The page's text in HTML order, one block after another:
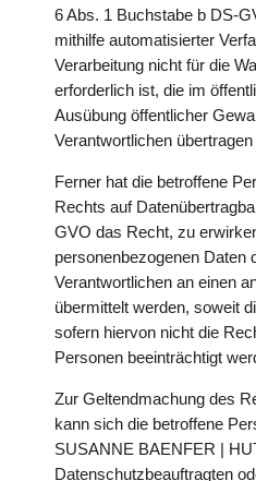
6 Abs. 1 Buchstabe b DS-
mithilfe automatisierter
Verarbeitung nicht für die
erforderlich ist, die im
Ausübung öffentlicher
Verantwortlichen
Ferner hat die betroffene
Rechts auf
GVO das Recht, zu
personenbezogenen Daten
Verantwortlichen an einen
übermittelt werden, soweit
sofern hiervon nicht die
Personen beeinträchtigt
Zur Geltendmachung des
kann sich die betroffene
SUSANNE BAENFER |
Datenschutzbeauftragten